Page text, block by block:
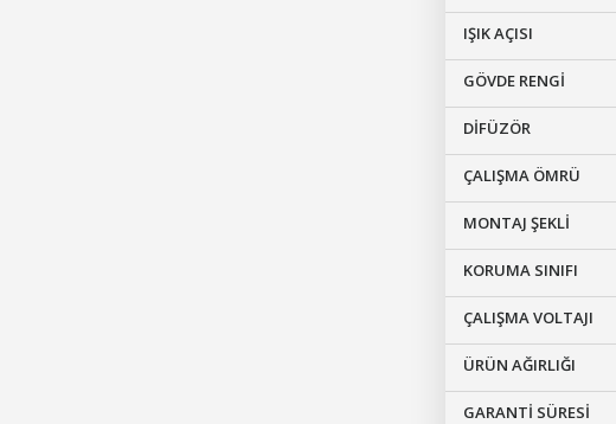
IŞIK AÇISI
GÖVDE RENGİ
DİFÜZÖR
ÇALIŞMA ÖMRÜ
MONTAJ ŞEKLİ
KORUMA SINIFI
ÇALIŞMA VOLTAJI
ÜRÜN AĞIRLIĞI
GARANTİ SÜRESİ